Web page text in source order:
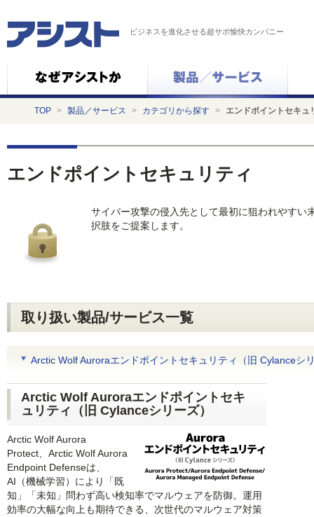
ビジネスを進化させる超サポ愉快カンパニー
TOP > 製品／サービス > カテゴリから探す > エンドポイントセキュ
エンドポイントセキュリティ
サイバー攻撃の侵入先として最初に狙われやすい
択肢をご提案します。
取り扱い製品/サービス一覧
Arctic Wolf Auroraエンドポイントセキュリティ（旧 Cylanceシ
Arctic Wolf Auroraエンドポイントセキ
ュリティ（旧 Cylanceシリーズ）
Arctic Wolf Aurora
Protect、Arctic Wolf Aurora
Endpoint Defenseは、
AI（機械学習）により「既
知」「未知」問わず高い検知率でマルウェアを防御。運用
効率の大幅な向上も期待できる、次世代のマルウェア対策